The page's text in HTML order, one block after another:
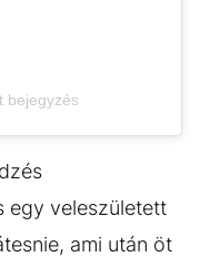
bejegyzés
egy veleszületett
ami után öt